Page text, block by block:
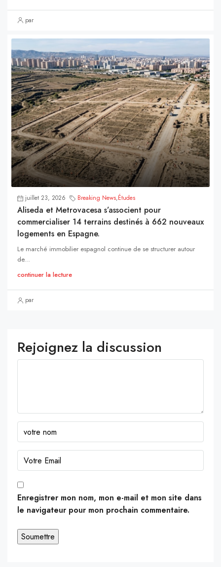
par
juillet 23, 2026 Breaking News,Études
Aliseda et Metrovacesa s’associent pour
commercialiser 14 terrains destinés à 662 nouveaux
logements en Espagne.
Le marché immobilier espagnol continue de se structurer autour
de...
continuer la lecture
par
Rejoignez la discussion
Enregistrer mon nom, mon e-mail et mon site dans
le navigateur pour mon prochain commentaire.